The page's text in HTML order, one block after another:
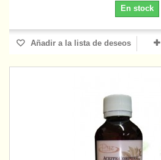
En stock
Añadir a la lista de deseos